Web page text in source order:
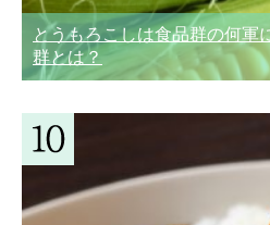
とうもろこしは食品群の何軍
群とは？